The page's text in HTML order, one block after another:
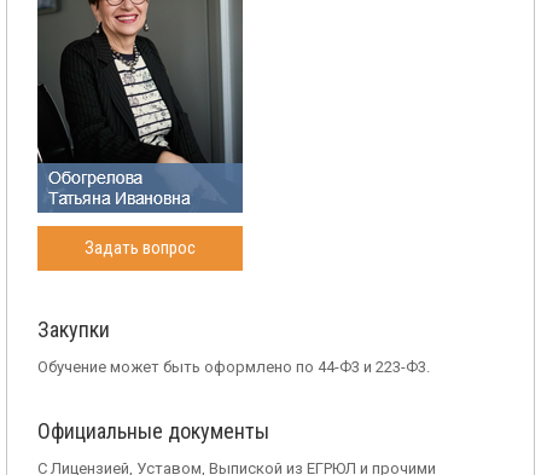
Задать вопрос
Закупки
Обучение может быть оформлено по 44-Ф3 и 223-Ф3.
Официальные документы
С Лицензией, Уставом, Выпиской из ЕГРЮЛ и прочими